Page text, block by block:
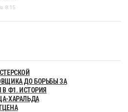
8:15
ДО БОРЬБЫ ЗА
В Ф1. ИСТОРИЯ
ХАРАЛЬДА